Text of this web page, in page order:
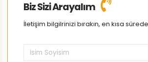
Biz Sizi Arayalım
İletişim bilgilrinizi bırakın, en kısa